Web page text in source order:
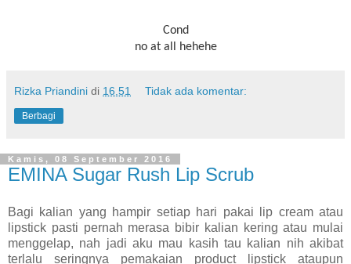
Cond
no at all hehehe
Rizka Priandini di 16.51 Tidak ada komentar:
Berbagi
Kamis, 08 September 2016
EMINA Sugar Rush Lip Scrub
Bagi kalian yang hampir setiap hari pakai lip cream atau
lipstick pasti pernah merasa bibir kalian kering atau mulai
menggelap, nah jadi aku mau kasih tau kalian nih akibat
terlalu seringnya pemakaian product lipstick ataupun